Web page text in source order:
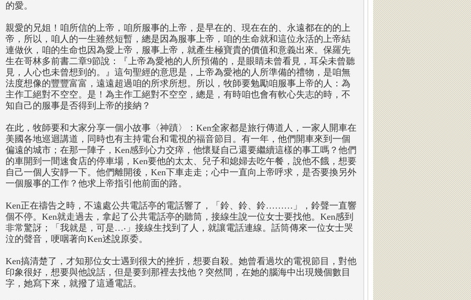
的愛。
親愛的兄姐！咱所信的上帝，咱所服事的上帝，是早在的、現在在的、永遠都在的的上
帝，所以，咱人的一生雖然短暫，總是因為服事上帝，咱的生命就和這位永活的上帝結
連做伙，咱的生命也因為愛上帝，服事上帝，就產生極寶貴的價值和意義出來。保羅先
生在哥林多前書二章9節說：『上帝為愛祂的人所預備的，是眼睛未曾看見，耳朵未曾聽
見，人心也未曾想到的。』這句聖經的意思是，上帝為愛祂的人所準備的禮物，是咱無
法度想像的豐豐富富，遠遠超過咱的所求所想。所以，牧師要勉勵咱服事上帝的人：為
主作工絕對不空空。是！為主作工絕對不空空，總是，有時咱也會有軟心失志的時，不
知自己的服事是否得到上帝的接納？
在此，牧師要和大家分享一個小故事〈神蹟〉：Ken全家都是旅行傳道人，一家人開車在
美國各地巡迴講道，同時也有主持電台和電視的福音節目。有一年，他們開車來到一個
偏遠的城市；在那一陣子，Ken感到心力交瘁，他懷疑自己還要繼續這樣的事工嗎？他們
的車開到一間速食店的停車場，Ken要他的太太、兒子和媳婦去吃午餐，說他不餓，想要
自己一個人安靜一下。他們離開後，Ken下車走走；心中一直向上帝呼求，是否要換另外
一個服事的工作？他求上帝指引他前面的路。
Ken正在禱告之時，不遠處公共電話亭的電話響了，「鈴、鈴、鈴………」，鈴聲一直響
個不停。Ken就走過去，拿起了公共電話亭的聽筒，接線生說一位女士要找他。Ken感到
非常驚訝；「我就是，可是…‧」接線生找到了人，就讓電話連線。話筒傳來一位女士哭
泣的聲音，哽咽著向Ken述說原委。
Ken搞清楚了，才知那位女士遇到很大的挫折，想要自殺。她曾看過坎的電視節目，對他
印象很好，想要與他說話，但是要到那裡去找他？突然間，在她的腦海中出現幾個數目
字，她寫下來，就撥了這通電話。